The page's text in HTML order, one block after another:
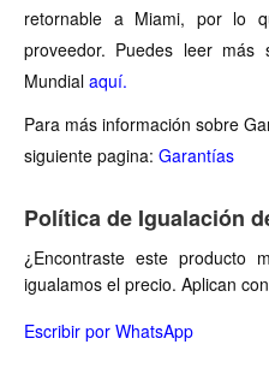
retornable a Miami, por lo
proveedor. Puedes leer
Mundial aquí.
Para más información sobre
siguiente pagina: Garantías
Política de Igualación
¿Encontraste este producto
igualamos el precio. Aplican
Escribir por WhatsApp